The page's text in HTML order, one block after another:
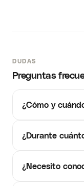
DUDAS
Preguntas
¿Cómo y
¿Durante
¿Necesito